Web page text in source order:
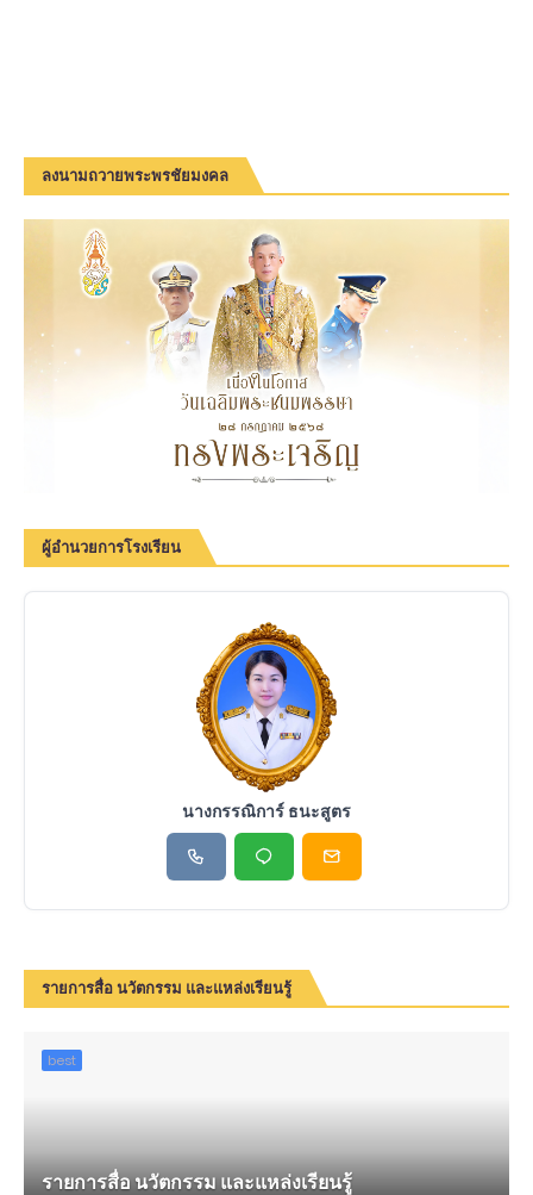
ลงนามถวายพระพรชัยมงคล
ผู้อำนวยการโรงเรียน
นางกรรณิการ์ ธนะสูตร
รายการสื่อ นวัตกรรม และแหล่งเรียนรู้
best
รายการสื่อ นวัตกรรม และแหล่งเรียนรู้